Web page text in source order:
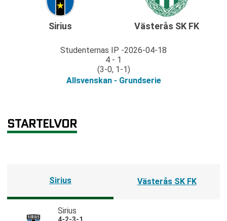
Sirius
Studenternas IP 2026-04-18
4 - 1
(3-0, 1-1)
Allsvenskan - Grundserie
Västerås SK FK
STARTELVOR
Sirius Västerås SK FK
Sirius
4-2-3-1